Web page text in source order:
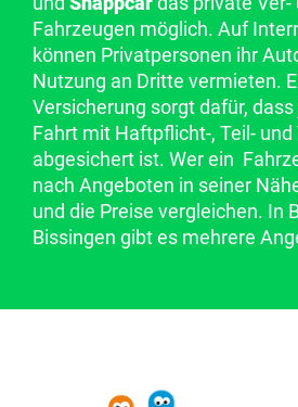
Fahrzeugen möglich. Auf
können Privatpersonen ihr
Nutzung an Dritte vermieten.
Versicherung sorgt dafür,
Fahrt mit Haftpflicht-, Teil-
abgesichert ist. Wer ein
nach Angeboten in seiner
und die Preise vergleichen. In
Bissingen gibt es mehrere